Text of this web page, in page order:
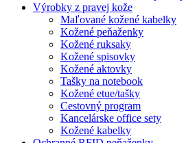
Výrobky z pravej kože
Maľované kožené kabelky
Kožené peňaženky
Kožené ruksaky
Kožené spisovky
Kožené aktovky
Tašky na notebook
Kožené etue/tašky
Cestovný program
Kancelárske office sety
Kožené kabelky